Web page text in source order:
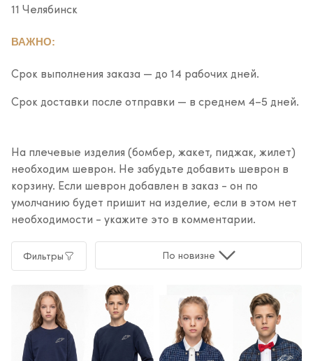
11 Челябинск
ВАЖНО:
Срок выполнения заказа — до 14 рабочих дней.
Срок доставки после отправки — в среднем 4–5 дней.
На плечевые изделия (бомбер, жакет, пиджак, жилет)
необходим шеврон. Не забудьте добавить шеврон в
корзину. Если шеврон добавлен в заказ - он по
умолчанию будет пришит на изделие, если в этом нет
необходимости - укажите это в комментарии.
Фильтры По новизне